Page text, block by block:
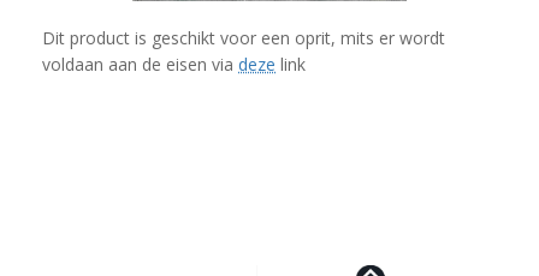
Dit product is geschikt voor een oprit, mits er wordt
voldaan aan de eisen via deze link